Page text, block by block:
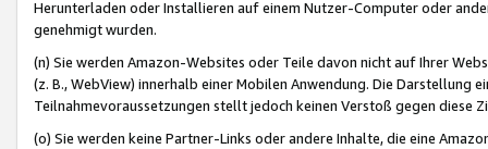
Herunterladen oder Installieren auf einem Nutzer-Computer oder
genehmigt wurden.
(n) Sie werden Amazon-Websites oder Teile davon nicht auf Ihrer
(z. B., WebView) innerhalb einer Mobilen Anwendung. Die Darstellung
Teilnahmevoraussetzungen stellt jedoch keinen Verstoß gegen diese
(o) Sie werden keine Partner-Links oder andere Inhalte, die eine